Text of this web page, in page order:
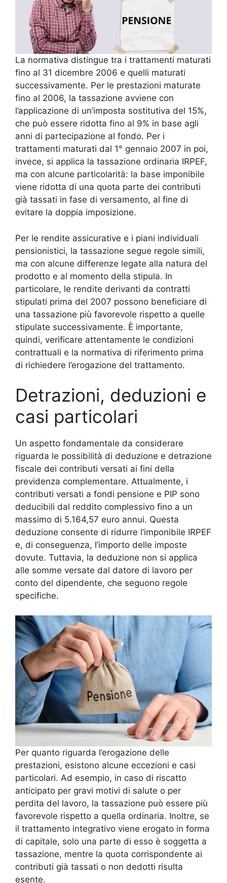
La normativa distingue tra i trattamenti maturati
fino al 31 dicembre 2006 e quelli maturati
successivamente. Per le prestazioni maturate
fino al 2006, la tassazione avviene con
l’applicazione di un’imposta sostitutiva del 15%,
che può essere ridotta fino al 9% in base agli
anni di partecipazione al fondo. Per i
trattamenti maturati dal 1° gennaio 2007 in poi,
invece, si applica la tassazione ordinaria IRPEF,
ma con alcune particolarità: la base imponibile
viene ridotta di una quota parte dei contributi
già tassati in fase di versamento, al fine di
evitare la doppia imposizione.
Per le rendite assicurative e i piani individuali
pensionistici, la tassazione segue regole simili,
ma con alcune differenze legate alla natura del
prodotto e al momento della stipula. In
particolare, le rendite derivanti da contratti
stipulati prima del 2007 possono beneficiare di
una tassazione più favorevole rispetto a quelle
stipulate successivamente. È importante,
quindi, verificare attentamente le condizioni
contrattuali e la normativa di riferimento prima
di richiedere l’erogazione del trattamento.
Detrazioni, deduzioni e
casi particolari
Un aspetto fondamentale da considerare
riguarda le possibilità di deduzione e detrazione
fiscale dei contributi versati ai fini della
previdenza complementare. Attualmente, i
contributi versati a fondi pensione e PIP sono
deducibili dal reddito complessivo fino a un
massimo di 5.164,57 euro annui. Questa
deduzione consente di ridurre l’imponibile IRPEF
e, di conseguenza, l’importo delle imposte
dovute. Tuttavia, la deduzione non si applica
alle somme versate dal datore di lavoro per
conto del dipendente, che seguono regole
specifiche.
Per quanto riguarda l’erogazione delle
prestazioni, esistono alcune eccezioni e casi
particolari. Ad esempio, in caso di riscatto
anticipato per gravi motivi di salute o per
perdita del lavoro, la tassazione può essere più
favorevole rispetto a quella ordinaria. Inoltre, se
il trattamento integrativo viene erogato in forma
di capitale, solo una parte di esso è soggetta a
tassazione, mentre la quota corrispondente ai
contributi già tassati o non dedotti risulta
esente.